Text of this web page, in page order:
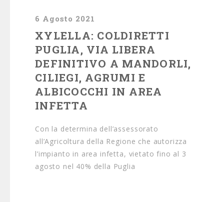
6 Agosto 2021
XYLELLA: COLDIRETTI
PUGLIA, VIA LIBERA
DEFINITIVO A MANDORLI,
CILIEGI, AGRUMI E
ALBICOCCHI IN AREA
INFETTA
Con la determina dell’assessorato
all’Agricoltura della Regione che autorizza
l’impianto in area infetta, vietato fino al 3
agosto nel 40% della Puglia